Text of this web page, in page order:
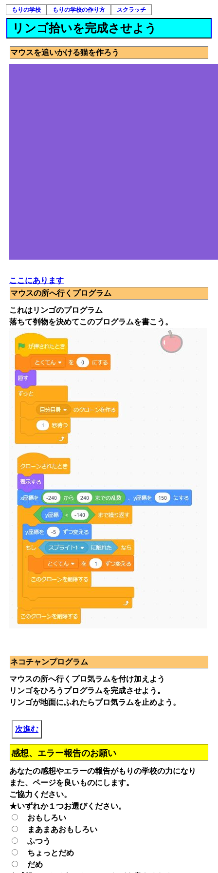
もりの学校 もりの学校の作り方 スクラッチ
リンゴ拾いを完成させよう
マウスを追いかける猫を作ろう
ここにあります
マウスの所へ行くプログラム
これはリンゴのプログラム
落ちて刳物を決めてこのプログラムを書こう。
ネコチャンプログラム
マウスの所へ行くプロ気ラムを付け加えよう
リンゴをひろうプログラムを完成させよう。
リンゴが地面にふれたらプロ気ラムを止めよう。
次進む
感想、エラー報告のお願い
あなたの感想やエラーの報告がもりの学校の力になり
また、ページを良いものにします。
ご協力ください。
★いずれか１つお選びください。
おもしろい
まあまあおもしろい
ふつう
ちょっとだめ
だめ